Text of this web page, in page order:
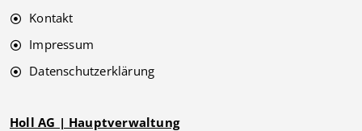
Kontakt
Impressum
Datenschutzerklärung
Holl AG | Hauptverwaltung